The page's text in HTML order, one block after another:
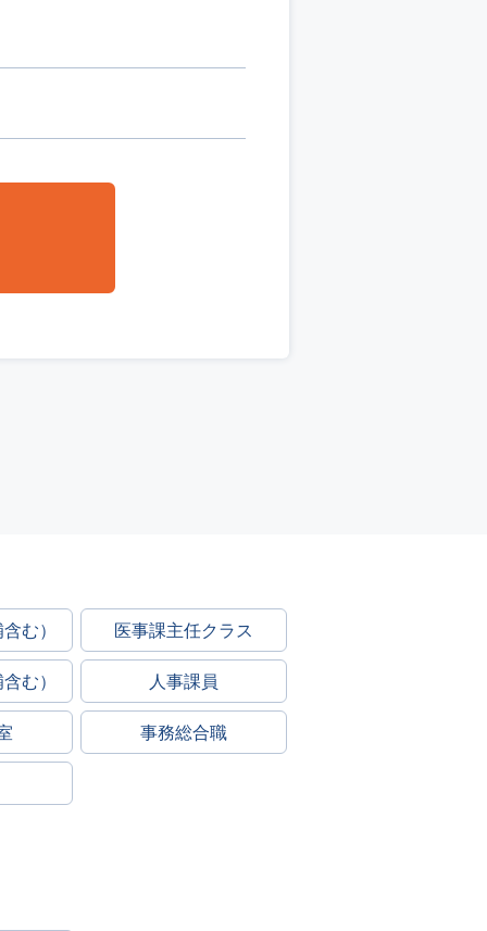
む） 医事課主任クラス
む） 人事課員
事務総合職